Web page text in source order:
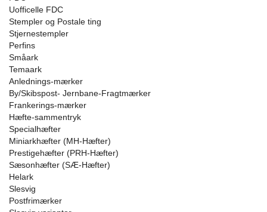
Uofficelle FDC
Stempler og Postale ting
Stjernestempler
Perfins
Småark
Temaark
Anlednings-mærker
By/Skibspost- Jernbane-Fragtmærker
Frankerings-mærker
Hæfte-sammentryk
Specialhæfter
Miniarkhæfter (MH-Hæfter)
Prestigehæfter (PRH-Hæfter)
Sæsonhæfter (SÆ-Hæfter)
Helark
Slesvig
Postfrimærker